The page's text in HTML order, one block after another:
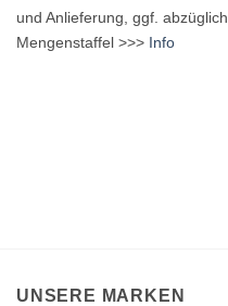
und Anlieferung, ggf. abzüglich
Mengenstaffel >>> Info
UNSERE MARKEN